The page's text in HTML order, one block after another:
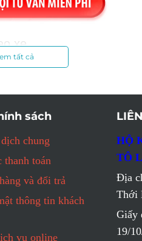
xe.
xe.
tất cả
sách
chung
thanh toán
và đổi trả
thông tin khách
vụ online
HỘ
TÔ
Địa
Thới
Giấy
19/